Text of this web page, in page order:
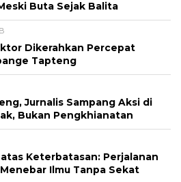
Buta Sejak Balita
Dikerahkan Percepat
Tapteng
Jurnalis Sampang Aksi di
Bukan Pengkhianatan
Keterbatasan: Perjalanan
Ilmu Tanpa Sekat